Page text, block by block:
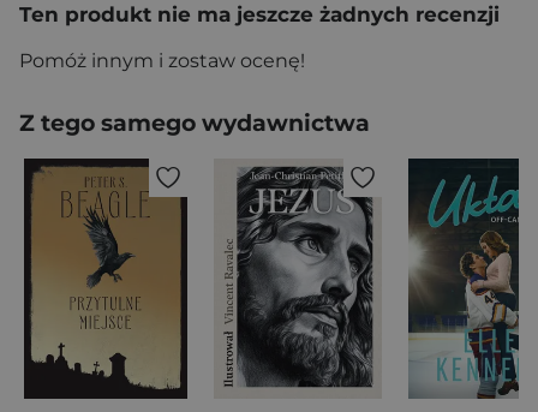
Ten produkt nie ma jeszcze żadnych recenzji
Pomóż innym i zostaw ocenę!
Z tego samego wydawnictwa